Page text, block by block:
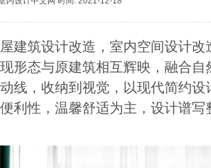
建筑设计改造，室内空间设计
形态与原建筑相互辉映，融合
线，收纳到视觉，以现代简约
利性，温馨舒适为主，设计谱